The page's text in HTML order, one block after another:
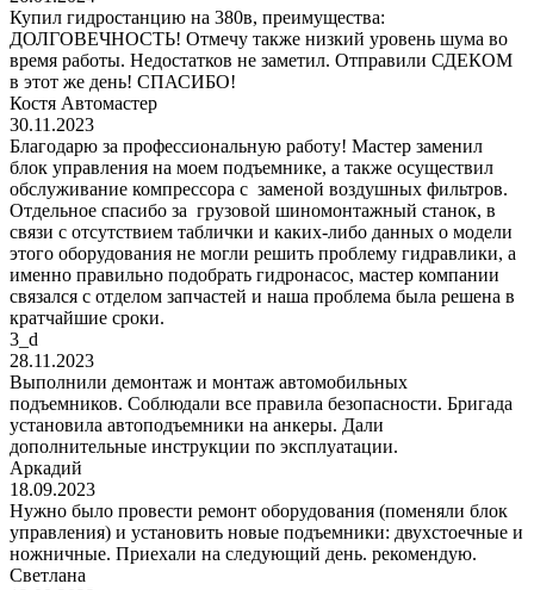
Купил гидростанцию на 380в, преимущества:
ДОЛГОВЕЧНОСТЬ! Отмечу также низкий уровень шума во
время работы. Недостатков не заметил. Отправили СДЕКОМ
в этот же день! СПАСИБО!
Костя Автомастер
30.11.2023
Благодарю за профессиональную работу! Мастер заменил
блок управления на моем подъемнике, а также осуществил
обслуживание компрессора с заменой воздушных фильтров.
Отдельное спасибо за грузовой шиномонтажный станок, в
связи с отсутствием таблички и каких-либо данных о модели
этого оборудования не могли решить проблему гидравлики, а
именно правильно подобрать гидронасос, мастер компании
связался с отделом запчастей и наша проблема была решена в
кратчайшие сроки.
3_d
28.11.2023
Выполнили демонтаж и монтаж автомобильных
подъемников. Соблюдали все правила безопасности. Бригада
установила автоподъемники на анкеры. Дали
дополнительные инструкции по эксплуатации.
Аркадий
18.09.2023
Нужно было провести ремонт оборудования (поменяли блок
управления) и установить новые подъемники: двухстоечные и
ножничные. Приехали на следующий день. рекомендую.
Светлана